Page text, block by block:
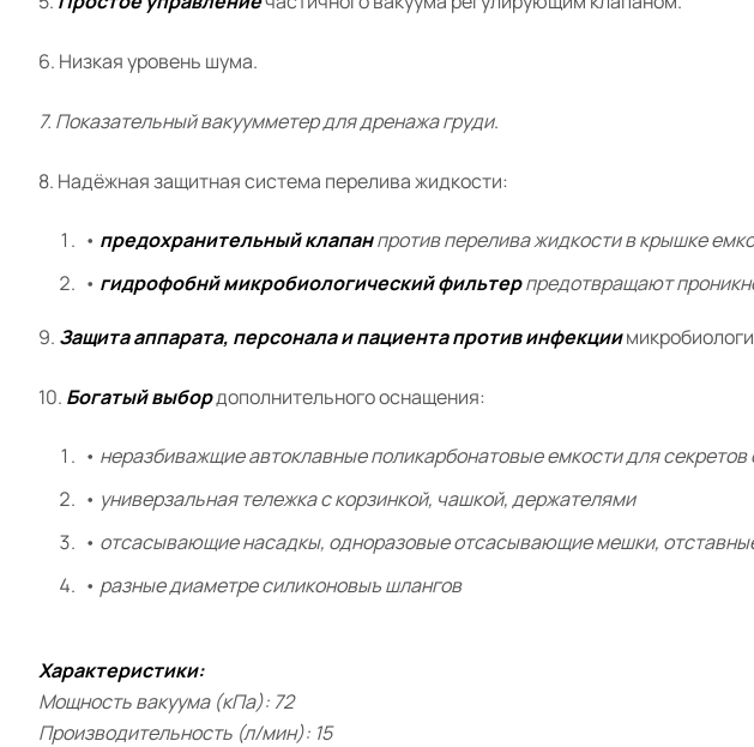
6. Низкая уровень шума.
7. Показательный вакуумметер для дренажа груди.
8. Надёжная защитная система перелива жидкости:
• предохранительный клапанпротив перелива жидкости в крышке
• гидрофобнй микробиологический фильтерпредотвращают
9. Защита аппарата, персонала и пациента против инфекции
10. Богатый выбордополнительного оснащения:
• неразбиважщие автоклавные поликарбонатовые емкости для секретов
• универзальная тележка с корзинкой, чашкой, держателями
• отсасывающие насадкы, одноразовые отсасывающие мешки,
• разные диаметре силиконовыъ шлангов
Характеристики:
Мощность вакуума (кПа): 72
Производительность (л/мин): 15